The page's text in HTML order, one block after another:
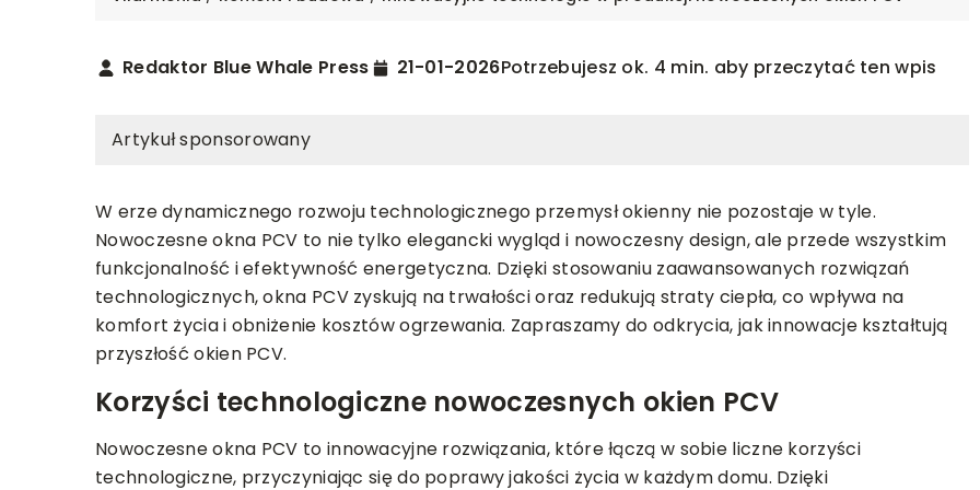
Redaktor Blue Whale Press 21-01-2026Potrzebujesz ok. 4 min. aby przeczytać ten wpis
Artykuł sponsorowany
W erze dynamicznego rozwoju technologicznego przemysł okienny nie pozostaje w tyle.
Nowoczesne okna PCV to nie tylko elegancki wygląd i nowoczesny design, ale przede wszystkim
funkcjonalność i efektywność energetyczna. Dzięki stosowaniu zaawansowanych rozwiązań
technologicznych, okna PCV zyskują na trwałości oraz redukują straty ciepła, co wpływa na
komfort życia i obniżenie kosztów ogrzewania. Zapraszamy do odkrycia, jak innowacje kształtują
przyszłość okien PCV.
Korzyści technologiczne nowoczesnych okien PCV
Nowoczesne okna PCV to innowacyjne rozwiązania, które łączą w sobie liczne korzyści
technologiczne, przyczyniając się do poprawy jakości życia w każdym domu. Dzięki
I BEZPIECZEŃSTWO
produkty niskobiałkowe
jak prawidłowo wybierać
OGRÓD ROŚLINY
Jakie są kluczowe zasady tworzenia
ekologicznego ogrodu?
Dowiedz się, jak stworzyć ekologiczny
ZDROWIE I BEZPIECZEŃSTWO
Suplementy dla koni — tajemnica
zdrowia Twojego podopiecznego
Suplementy dla koni — klucz do